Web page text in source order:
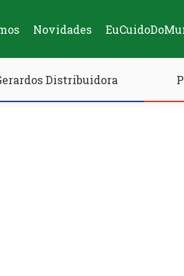
Novidades
Distribuidora